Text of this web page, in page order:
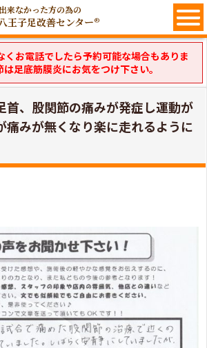
来なかった方の為の
王子足改善センター®
お電話でしたら予約可能な場合もありま
足底筋膜炎にお気をつけ下さい。
首、股関節の痛みが発症し運動が
痛みが無くなり楽に走れるように